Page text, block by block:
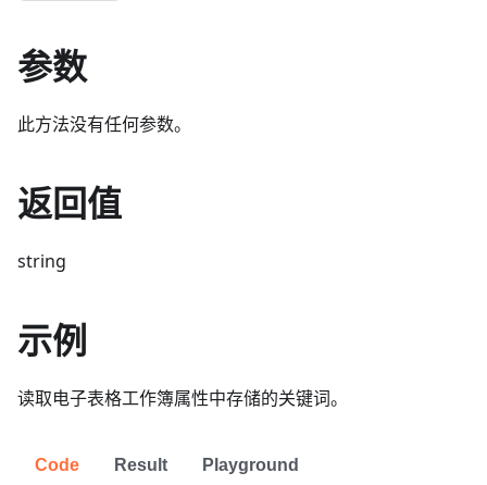
参数
此方法没有任何参数。
返回值
string
示例
读取电子表格工作簿属性中存储的关键词。
Code Result Playground